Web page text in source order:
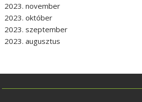
2023. november
2023. október
2023. szeptember
2023. augusztus